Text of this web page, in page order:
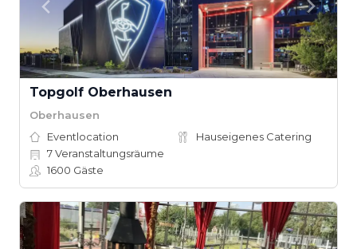
Topgolf Oberhausen
Oberhausen
Eventlocation
Hauseigenes Catering
7Veranstaltungsräume
1600 Gäste